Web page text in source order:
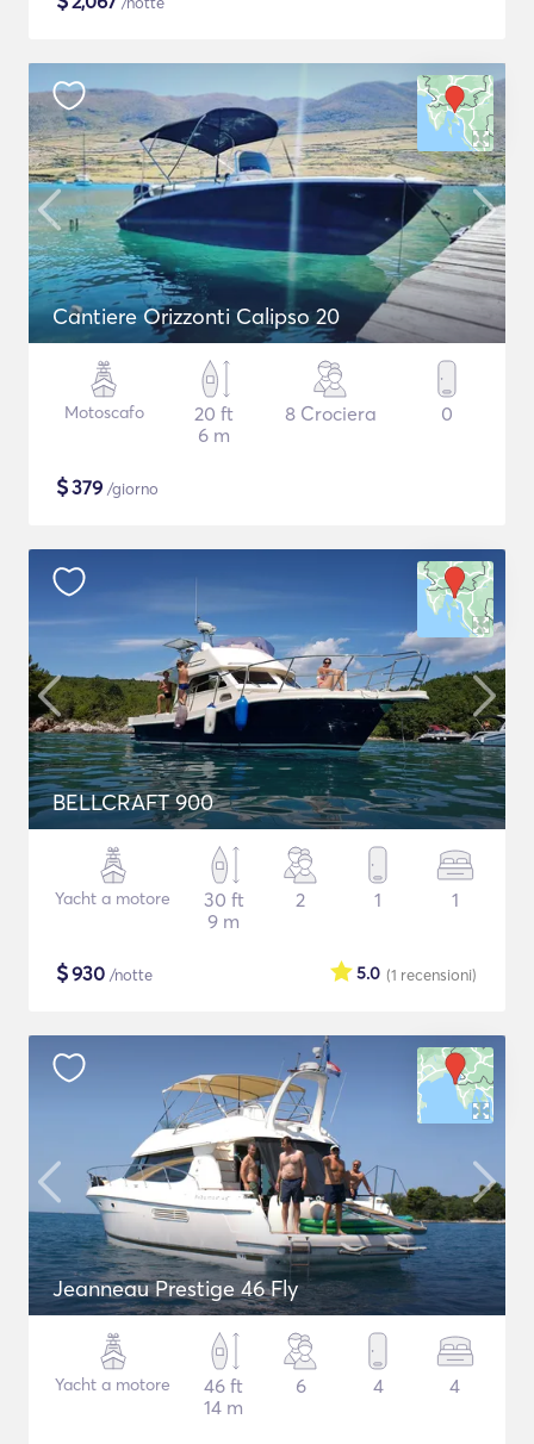
Cantiere Orizzonti Calipso 20
Motoscafo
20 ft
6 m
8 Crociera 0
$379 /giorno
BELLCRAFT 900
Yacht a motore
30 ft
9 m
2 1 1
$930 /notte (1 recensioni)
5.0
Jeanneau Prestige 46 Fly
Yacht a motore
46 ft
14 m
6 4 4